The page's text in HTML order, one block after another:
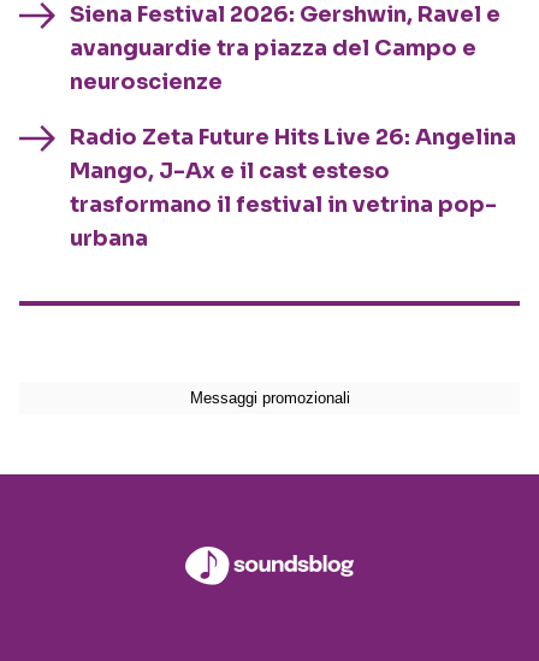
Siena Festival 2026: Gershwin, Ravel e
avanguardie tra piazza del Campo e
neuroscienze
Radio Zeta Future Hits Live 26: Angelina
Mango, J-Ax e il cast esteso
trasformano il festival in vetrina pop-
urbana